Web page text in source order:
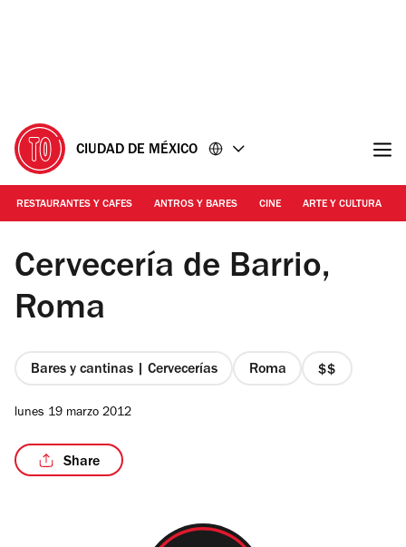
CIUDAD DE MÉXICO
RESTAURANTES Y CAFES ANTROS Y BARES CINE ARTE Y CULTURA
Alejandra Carbajal
Cervecería de Barrio,
Roma
Bares y cantinas | Cervecerías Roma
precio
lunes 19 marzo 2012
Share